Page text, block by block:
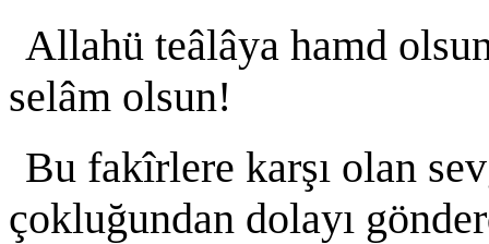
Allahü teâlâya hamd
selâm olsun!
Bu fakîrlere karşı olan
çokluğundan dolayı